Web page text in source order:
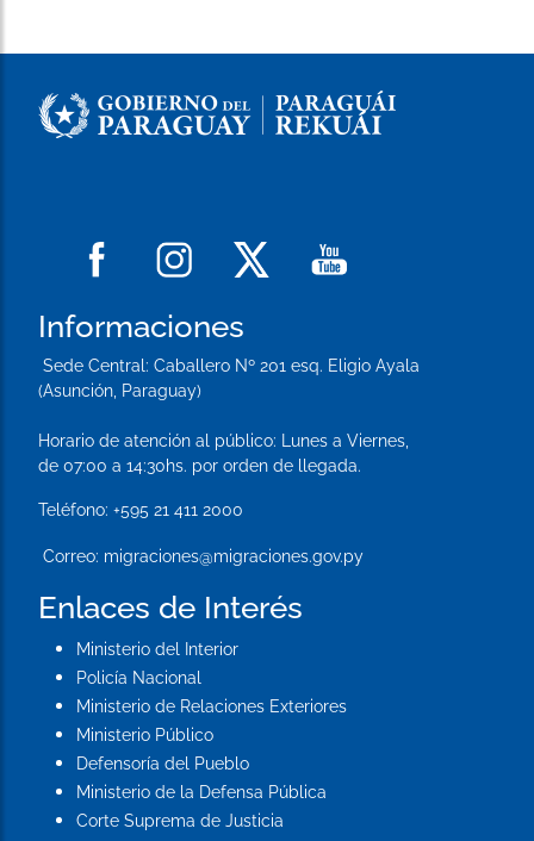
Informaciones
Sede Central: Caballero Nº 201 esq. Eligio Ayala
(Asunción, Paraguay)
Horario de atención al público: Lunes a Viernes,
de 07:00 a 14:30hs. por orden de llegada.
Teléfono: +595 21 411 2000
Correo: migraciones@migraciones.gov.py
Enlaces de Interés
Ministerio del Interior
Policía Nacional
Ministerio de Relaciones Exteriores
Ministerio Público
Defensoría del Pueblo
Ministerio de la Defensa Pública
Corte Suprema de Justicia